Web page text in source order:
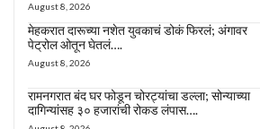
August 8, 2026
मेहकरात दारूच्या नशेत युवकाचं डोकं फिरलं; अंगावर
पेट्रोल ओतून घेतलं….
August 8, 2026
रामनगरात बंद घर फोडून चोरट्यांचा डल्ला; सोन्याच्या
दागिन्यांसह ३० हजारांची रोकड लंपास….